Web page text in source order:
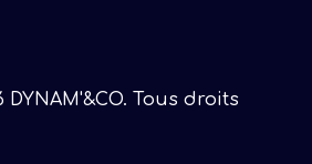
DYNAM'&CO. Tous droits